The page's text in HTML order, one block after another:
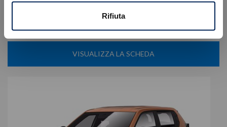
Rifiuta999 cc
Posti
5
VISUALIZZA LA SCHEDA